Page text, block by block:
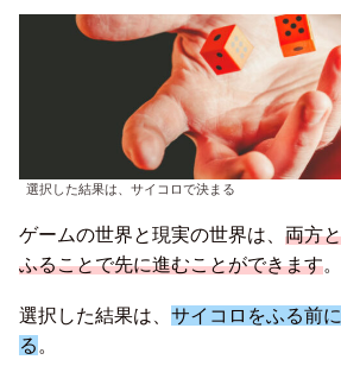
選択した結果は、サイコロで決まる
ゲームの世界と現実の世界は、 両方
ふることで先に進むことができます。
選択した結果は、 サイコロをふる前
る 。